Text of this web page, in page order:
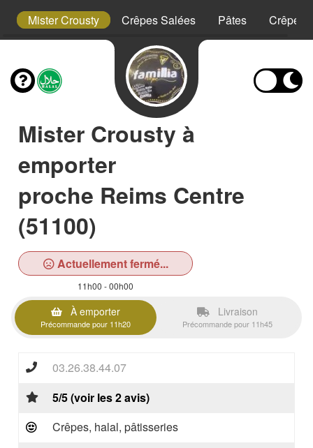
Mister Crousty Crêpes Salées Pâtes Crêpes
Mister Crousty à
emporter
proche Reims Centre
(51100)
Actuellement fermé...
11h00 - 00h00
À emporter
Précommande pour 11h20
Livraison
Précommande pour 11h45
03.26.38.44.07
5/5 (voir les 2 avis)
Crêpes, halal, pâtisseries